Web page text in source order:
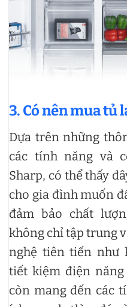
3. Có nên mua tủ
Dựa trên những
các tính năng và
Sharp, có thể thấy
cho gia đình muốn
đảm bảo chất
không chỉ tập trung
nghệ tiên tiến như
tiết kiệm điện năng
còn mang đến các